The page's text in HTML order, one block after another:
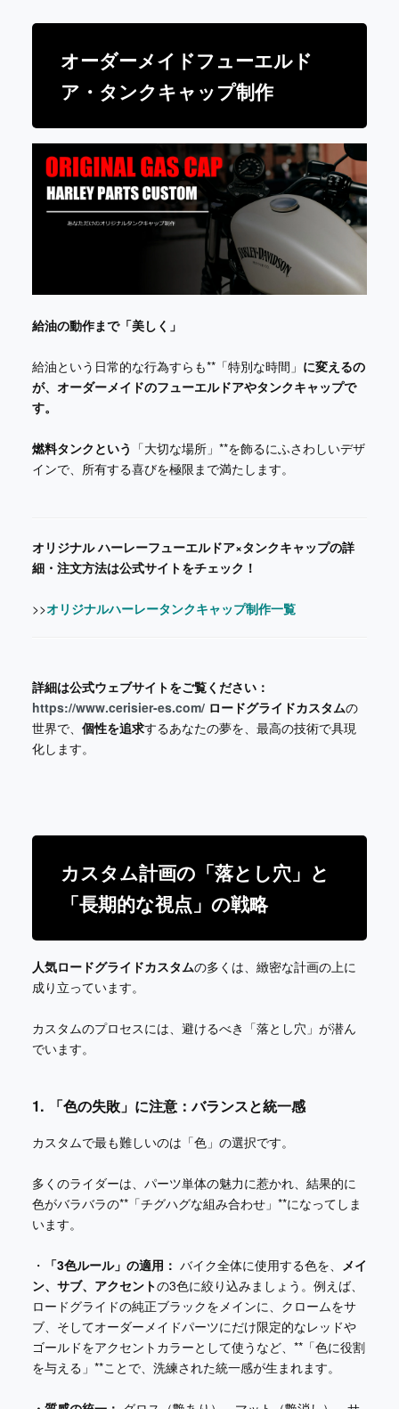
オーダーメイドフューエルド
ア・タンクキャップ制作
給油の動作まで「美しく」
給油という日常的な行為すらも**「特別な時間」 に変えるの
が、オーダーメイドのフューエルドアやタンクキャップで
す。
燃料タンクという 「大切な場所」**を飾るにふさわしいデザ
インで、所有する喜びを極限まで満たします。
オリジナル ハーレーフューエルドア×タンクキャップの詳
細・注文方法は公式サイトをチェック！
>>オリジナルハーレータンクキャップ制作一覧
詳細は公式ウェブサイトをご覧ください：
https://www.cerisier-es.com/ ロードグライドカスタムの
世界で、 個性を追求するあなたの夢を、最高の技術で具現
化します。
カスタム計画の「落とし穴」と
「長期的な視点」の戦略
人気ロードグライドカスタムの多くは、緻密な計画の上に
成り立っています。
カスタムのプロセスには、避けるべき「落とし穴」が潜ん
でいます。
1. 「色の失敗」に注意：バランスと統一感
カスタムで最も難しいのは「色」の選択です。
多くのライダーは、パーツ単体の魅力に惹かれ、結果的に
色がバラバラの**「チグハグな組み合わせ」**になってしま
います。
・ 「3色ルール」の適用： バイク全体に使用する色を、 メイ
ン、サブ、アクセントの3色に絞り込みましょう。例えば、
ロードグライドの純正ブラックをメインに、クロームをサ
ブ、そしてオーダーメイドパーツにだけ限定的なレッドや
ゴールドをアクセントカラーとして使うなど、**「色に役割
を与える」**ことで、洗練された統一感が生まれます。